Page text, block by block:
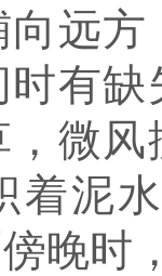
远
有
微
着泥
晚时